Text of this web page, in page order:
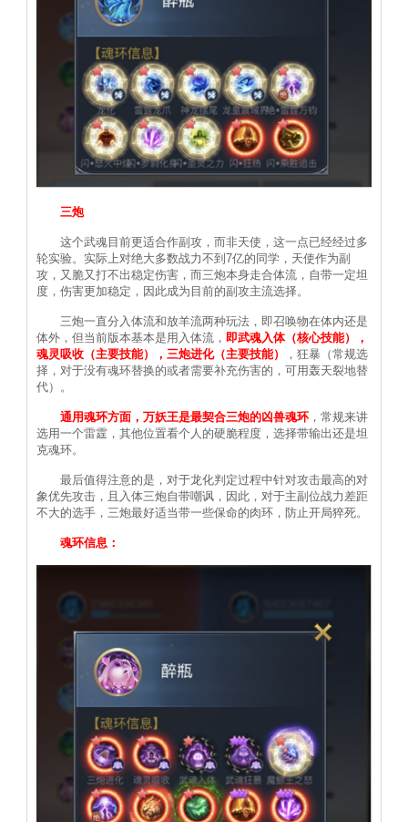
三炮
这个武魂目前更适合作副攻，而非天使，这一点已经经过多
轮实验。实际上对绝大多数战力不到7亿的同学，天使作为副
攻，又脆又打不出稳定伤害，而三炮本身走合体流，自带一定坦
度，伤害更加稳定，因此成为目前的副攻主流选择。
三炮一直分入体流和放羊流两种玩法，即召唤物在体内还是
体外，但当前版本基本是用入体流，即武魂入体（核心技能），
魂灵吸收（主要技能），三炮进化（主要技能）
，狂暴（常规选
择，对于没有魂环替换的或者需要补充伤害的，可用轰天裂地替
代）。
通用魂环方面，万妖王是最契合三炮的凶兽魂环 ，常规来讲
选用一个雷霆，其他位置看个人的硬脆程度，选择带输出还是坦
克魂环。
最后值得注意的是，对于龙化判定过程中针对攻击最高的对
象优先攻击，且入体三炮自带嘲讽，因此，对于主副位战力差距
不大的选手，三炮最好适当带一些保命的肉环，防止开局猝死。
魂环信息：